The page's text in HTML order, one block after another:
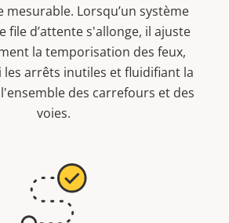
mesurable. Lorsqu’un système
file d’attente s'allonge, il ajuste
la temporisation des feux,
les arrêts inutiles et fluidifiant la
des carrefours et des
voies.